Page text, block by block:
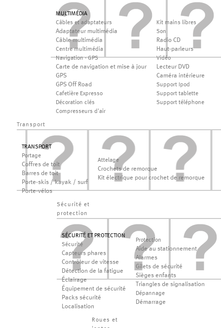
MULTIMÉDIA
Câbles et adaptateurs
Adaptateur multimédia
Câble multimédia
Centre multimédia
Navigation - GPS
Carte de navigation et mise à jour
GPS
GPS Off Road
Cafetière Expresso
Décoration clés
Compresseurs d'air
Kit mains libres
Son
Radio CD
Haut-parleurs
Vidéo
Lecteur DVD
Caméra intérieure
Support Ipod
Support tablette
Support téléphone
Transport
TRANSPORT
Portage
Coffres de toit
Barres de toit
Porte-skis / kayak / surf
Porte-vélos
Attelage
Crochets de remorque
Kit électrique pour crochet de remorque
Sécurité et
protection
SÉCURITÉ ET PROTECTION
Sécurité
Capteurs phares
Contrôleur de vitesse
Détection de la fatigue
Éclairage
Équipement de sécurité
Packs sécurité
Localisation
Protection
Aide au stationnement
Alarmes
Gilets de sécurité
Sièges enfants
Triangles de signalisation
Dépannage
Démarrage
Roues et